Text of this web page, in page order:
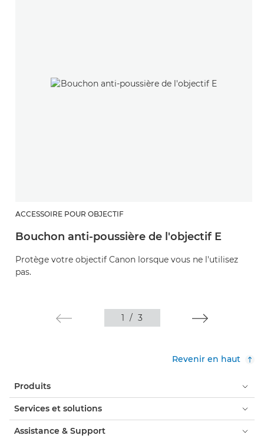
ACCESSOIRE POUR OBJECTIF
Bouchon anti-poussière de l'objectif E
Protège votre objectif Canon lorsque vous ne l'utilisez
pas.
1 / 3
Revenir en haut
Produits
Services et solutions
Assistance & Support